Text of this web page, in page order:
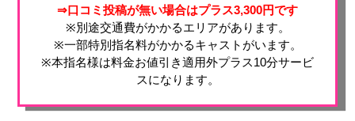
⇒口コミ投稿が無い場合はプラス3,300円です
※別途交通費がかかるエリアがあります。
※一部特別指名料がかかるキャストがいます。
※本指名様は料金お値引き適用外プラス10分サービ
スになります。